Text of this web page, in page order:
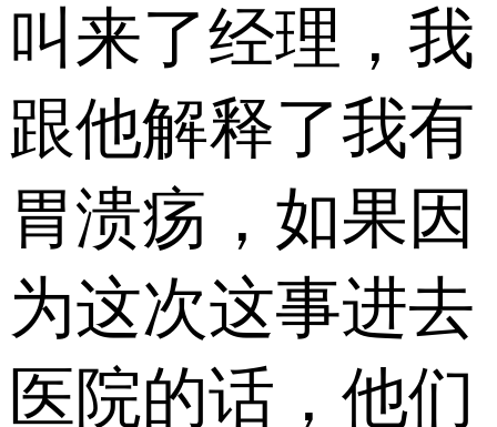
叫来了经理，我
跟他解释了我有
胃溃疡，如果因
为这次这事进去
医院的话，他们